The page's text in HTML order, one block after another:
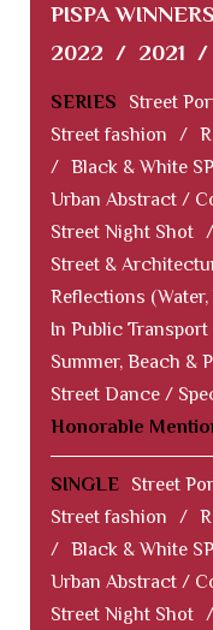
PISPA WINNERS
2022 / 2021 /
SERIES Street
Street fashion
/
/ Black & White SP
Urban Abstract /
Street Night Shot /
Street &
Reflections (Water,
In Public Transport
Summer, Beach &
Street Dance /
Honorable
SINGLE Street
Street fashion
/
/ Black & White SP
Urban Abstract /
Street Night Shot /